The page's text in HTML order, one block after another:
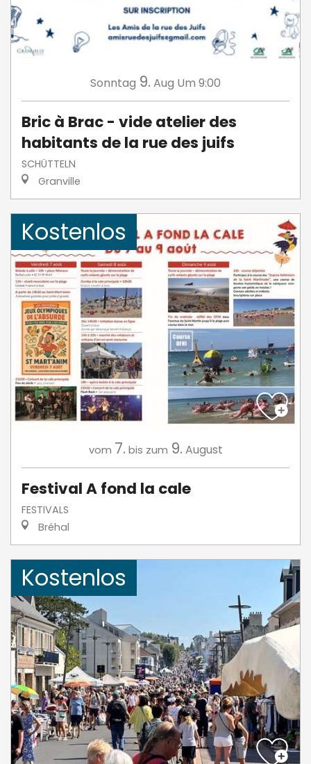
Sonntag 9. Aug Um 9:00
Bric à Brac - vide atelier des
habitants de la rue des juifs
SCHÜTTELN
Granville
Kostenlos
vom 7. bis zum 9. August
Festival A fond la cale
FESTIVALS
Bréhal
Kostenlos